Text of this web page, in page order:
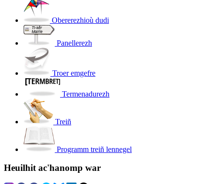
Obererezhioù dudi
Panellerezh
Troer emgefre
Termenadurezh
Treiñ
Programm treiñ lennegel
Heuilhit ac'hanomp war